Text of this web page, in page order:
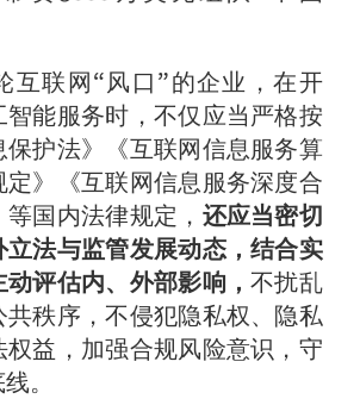
互联网“风口”的企业，在开
能服务时，不仅应当严格按
保护法》《互联网信息服务算
》《互联网信息服务深度合
国内法律规定， 还应当密切
立法与监管发展动态，结合实
动评估内、外部影响，不扰乱
共秩序，不侵犯隐私权、隐私
益，加强合规风险意识，守
。